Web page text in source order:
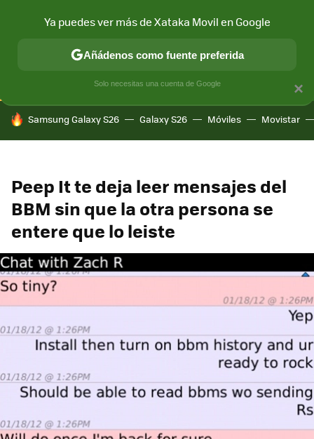
CONECTIVIDAD MÓVIL Y SOCIEDAD APLICACIONES
HOY SE HABLA DE
Samsung Galaxy S26 Galaxy S26 Móviles Movistar
Peep It te deja leer mensajes del
BBM sin que la otra persona se
entere que lo leiste
×
Ya puedes ver más de Xataka Movil en Google
Añádenos como fuente preferida
Solo necesitas una cuenta de Google